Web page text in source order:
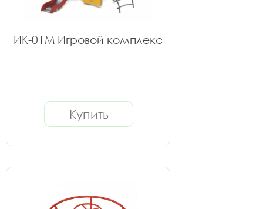
ИК-01М Игровой комплекс
Купить